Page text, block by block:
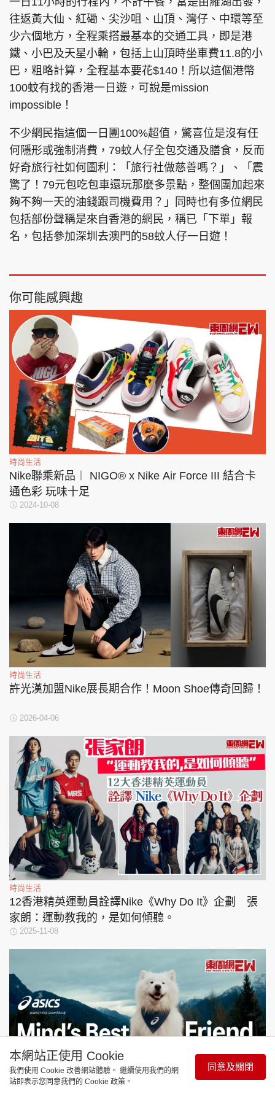
往返黃大仙、紅磡、尖沙咀、山頂、灣仔、中環等至
少六個地方，全程乘搭最基本的交通工具，即是港
鐵、小巴及天星小輪，包括上山頂時坐車費11.8的小
巴，粗略計算，全程基本要花$140！所以這個港幣
100蚊有找的香港一日遊，可說是mission
impossible！
不少網民指這個一日團100%超值，驚喜位是沒有任
何隱形或強制消費，79蚊人仔全包交通及膳食，反而
好奇旅行社如何圖利：「旅行社做慈善嗎？」、「震
驚了！79元包吃包車還玩那麼多景點，整個團加起來
夠不夠一天的油錢跟司機費用？」同時也有多位網民
包括部份聲稱是來自香港的網民，稱已「下單」報
名，包括參加深圳去澳門的58蚊人仔一日遊！
你可能感興趣
時尚生活
Nike聯乘新品︱ NIGO® x Nike Air Force III 結合卡
通色彩 玩味十足
2024-10-08
時尚生活
許光漢加盟Nike展長期合作！Moon Shoe傳奇回歸！
2026-04-06
時尚生活
12香港精英運動員詮譯Nike《Why Do It》企劃 張
家朗：運動教我的，是如何傾聽。
2025-11-08
本網站正使用 Cookie
我們使用 Cookie 改善網站體驗。 繼續使用我們的網
站即表示您同意我們的 Cookie 政策。
同意及關閉